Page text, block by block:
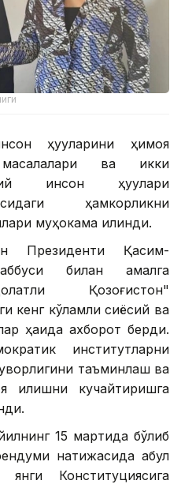
ҳуқуқларини ҳимоя
ва икки
инсон ҳуқуқлари
ҳамкорликни
муҳокама қилинди.
Президенти Қасим-
билан амалга
Қозоғистон"
кенг кўламли сиёсий ва
ҳақида ахборот берди.
институтларни
таъминлаш ва
қилишни кучайтиришга
15 мартида бўлиб
натижасида қабул
янги Конституциясига